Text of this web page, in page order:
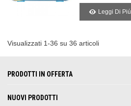
Leggi Di Piú
Visualizzati 1-36 su 36 articoli
PRODOTTI IN OFFERTA
NUOVI PRODOTTI